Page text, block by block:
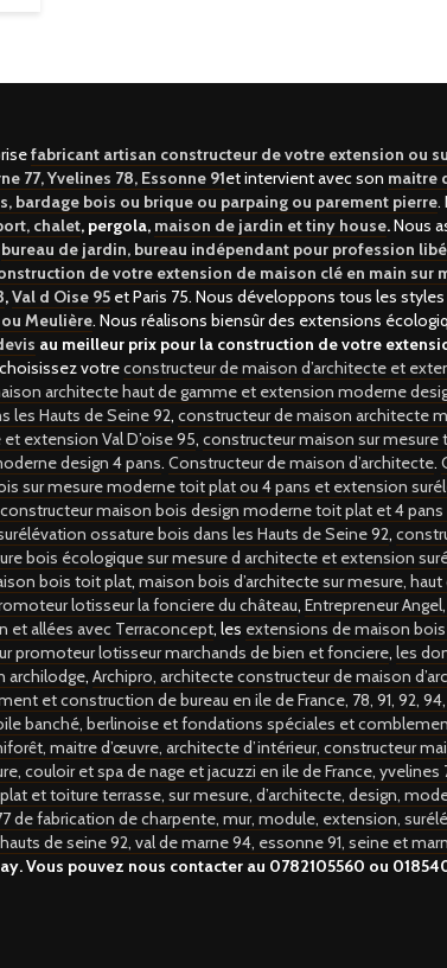
fabricant artisan constructeur de votre extension ou
77, Yvelines 78, Essonne 91et intervient avec son maitre
bardage bois ou brique ou parpaing ou parement pierre.
chalet, pergola, maison de jardin et tiny house.Nous
bureau de jardin, bureau indépendant pour profession
de votre extension de maison clé en main sur
,Val d Oise 95 et Paris 75. Nous développons tous les styles
Meulière. Nous réalisons biensûr des extensions
au meilleur prix pour la construction de votre
votreconstructeur de maison d’architecte et
architecte haut de gamme et extension moderne
les Hauts de Seine 92, constructeur de maison architecte
extension Val D’oise 95, constructeur maison sur mesure
design 4 pans. Constructeur de maison d’architecte.
sur mesure moderne toit plat ou 4 pans et extension
maison bois design moderne toit plat et 4
ossature bois dans les Hauts de Seine 92,
bois écologique sur mesure d architecte et extension
bois toit plat, maison bois d’architecte sur mesure,
lotisseur la fonciere du château, Entrepreneur
et allées avec Terraconcept, les extensions de maison
promoteur lotisseur marchands de bien et fonciere, les
archilodge, Archipro, architecte constructeur de maison
et construction de bureau en ile de France, 78, 91, 92,
banché, berlinoise et fondations spéciales et
maitre d’œuvre, architecte d’intérieur, constructeur
couloir et spa de nage et jacuzzi en ile de France, yvelines
et toiture terrasse, sur mesure, d’architecte, design,
de fabrication de charpente, mur, module, extension,
de seine 92, val de marne 94, essonne 91, seine et
Vous pouvez nous contacter au 0782105560 ou